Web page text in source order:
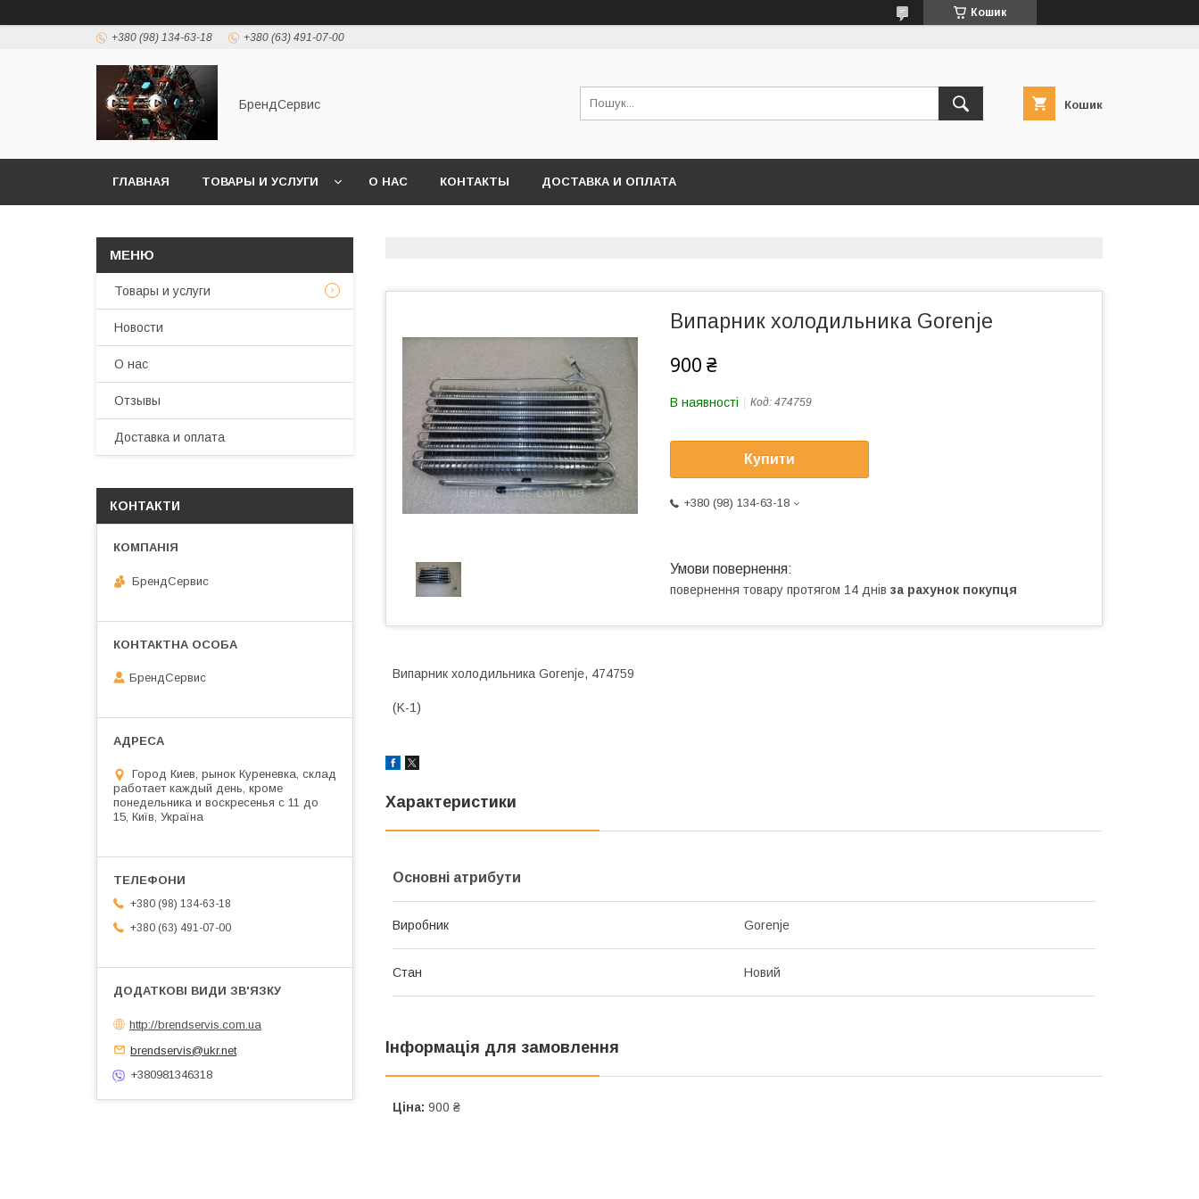
Кошик
+380 (98) 134-63-18 +380 (63) 491-07-00
БрендСервис Кошик
ГЛАВНАЯ ТОВАРЫ И УСЛУГИ О НАС КОНТАКТЫ ДОСТАВКА И ОПЛАТА
Випарник холодильника Gorenje
900 ₴
В наявності Код: 474759
Купити
+380 (98) 134-63-18
повернення товару протягом 14 днів за рахунок покупця
Випарник холодильника Gorenje, 474759
(K-1)
Характеристики
Основні атрибути
Виробник Gorenje
Стан Новий
Інформація для замовлення
Ціна: 900 ₴
Товары и услуги
Новости
О нас
Отзывы
Доставка и оплата
КОНТАКТИ
БрендСервис
БрендСервис
Город Киев, рынок Куреневка, склад
работает каждый день, кроме
понедельника и воскресенья с 11 до
15, Київ, Україна
+380 (98) 134-63-18
+380 (63) 491-07-00
http://brendservis.com.ua
brendservis@ukr.net
+380981346318